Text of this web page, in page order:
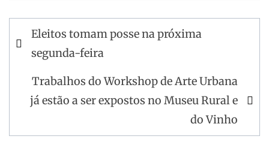
Navegação
de
Eleitos tomam posse na próxima
segunda-feira
Trabalhos do Workshop de Arte Urbana
já estão a ser expostos no Museu Rural e
do Vinho